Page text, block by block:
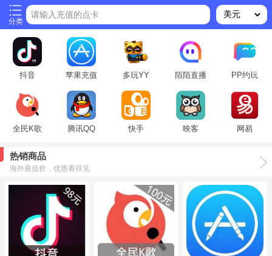
分类
请输入充值的点卡
抖音 苹果充值 多玩YY 陌陌直播 PP约玩
全民K歌 腾讯QQ 快手 映客 网易
热销商品
海外最低价，优惠看得见